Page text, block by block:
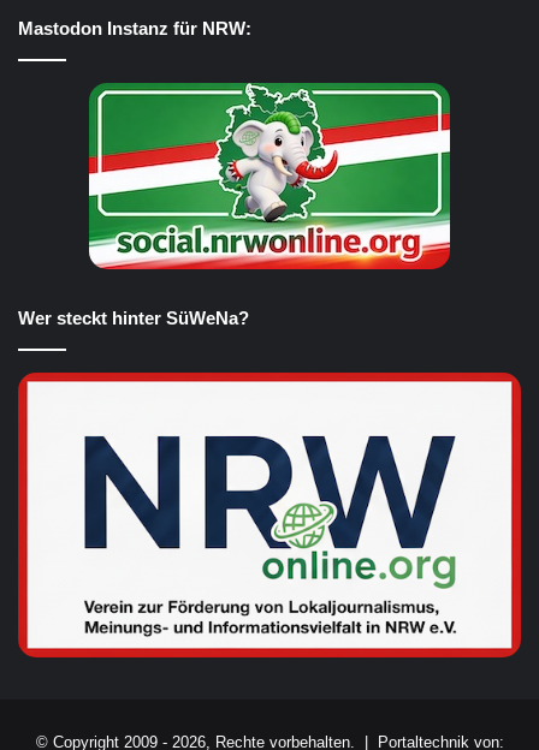
Mastodon Instanz für NRW:
Wer steckt hinter SüWeNa?
© Copyright 2009 - 2026, Rechte vorbehalten. | Portaltechnik von: